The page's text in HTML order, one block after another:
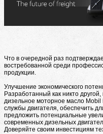
Что в очередной раз
востребованной среди
продукции.
Улучшение экономического
Разработанный как никто
дизельное моторное масло
службы двигателя, обеспечить
предложить потенциальные
современных дизельных
Доверяйте своим инвестициям